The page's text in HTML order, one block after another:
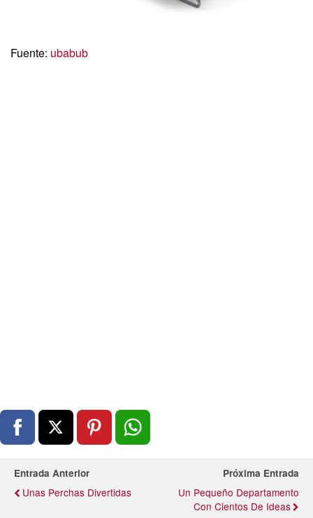
Fuente: ubabub
Entrada Anterior
Unas Perchas Divertidas
Próxima Entrada
Un Pequeño Departamento
Con Cientos De Ideas